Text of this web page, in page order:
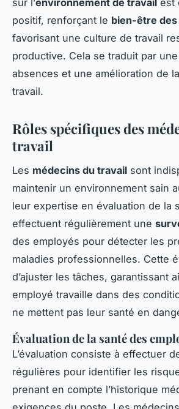
positif, renforçant le bien-être
favorisant une culture de travail
productive. Cela se traduit par
absences et une amélioration de
travail.
Rôles spécifiques des
travail
Les médecins du travail sont
maintenir un environnement sain
leur expertise en évaluation de la
effectuent régulièrement une
des employés pour détecter les
maladies professionnelles. Cette
d’ajuster les tâches, garantissant
employé travaille dans des
ne mettent pas leur santé en
Évaluation de la santé des
L’évaluation consiste à effectuer
régulières pour identifier les
prenant en compte l’historique